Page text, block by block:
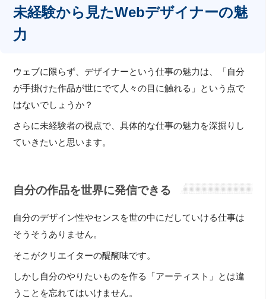
未経験から見たWebデザイナーの魅
力
ウェブに限らず、デザイナーという仕事の魅力は、「自分
が手掛けた作品が世にでて人々の目に触れる」という点で
はないでしょうか？
さらに未経験者の視点で、具体的な仕事の魅力を深掘りし
ていきたいと思います。
自分の作品を世界に発信できる
自分のデザイン性やセンスを世の中にだしていける仕事は
そうそうありません。
そこがクリエイターの醍醐味です。
しかし自分のやりたいものを作る「アーティスト」とは違
うことを忘れてはいけません。